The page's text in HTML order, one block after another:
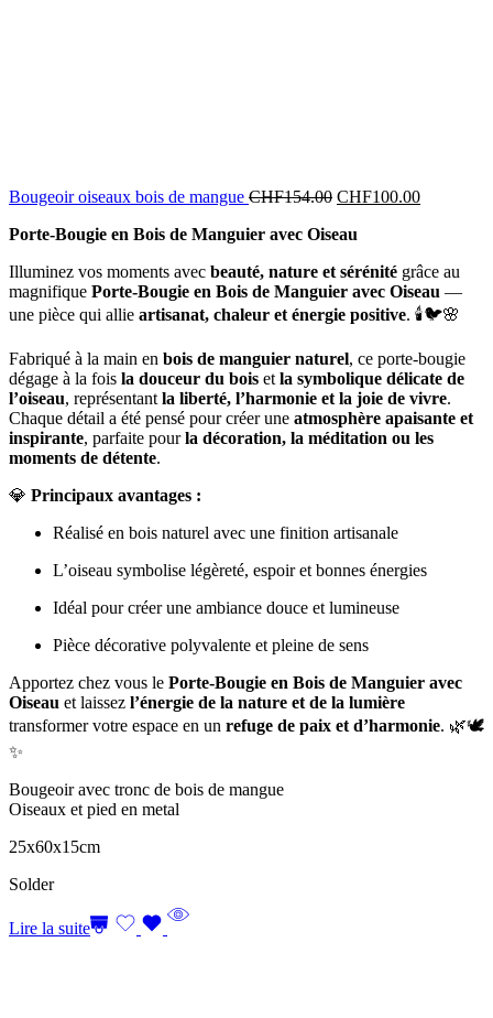
Bougeoir oiseaux bois de mangue CHF154.00 CHF100.00
Porte-Bougie en Bois de Manguier avec Oiseau
Illuminez vos moments avec beauté, nature et sérénité grâce au
magnifique Porte-Bougie en Bois de Manguier avec Oiseau —
une pièce qui allie artisanat, chaleur et énergie positive. 🕯️🐦🌸
Fabriqué à la main en bois de manguier naturel, ce porte-bougie
dégage à la fois la douceur du bois etla symbolique délicate de
l’oiseau, représentantla liberté, l’harmonie et la joie de vivre.
Chaque détail a été pensé pour créer une atmosphère apaisante et
inspirante, parfaite pourla décoration, la méditation ou les
moments de détente.
💎 Principaux avantages :
Réalisé en bois naturel avec une finition artisanale
L’oiseau symbolise légèreté, espoir et bonnes énergies
Idéal pour créer une ambiance douce et lumineuse
Pièce décorative polyvalente et pleine de sens
Apportez chez vous le Porte-Bougie en Bois de Manguier avec
Oiseau et laissez l’énergie de la nature et de la lumière
transformer votre espace en un refuge de paix et d’harmonie. 🌿🕊️
✨
Bougeoir avec tronc de bois de mangue
Oiseaux et pied en metal
25x60x15cm
Solder
Lire la suite